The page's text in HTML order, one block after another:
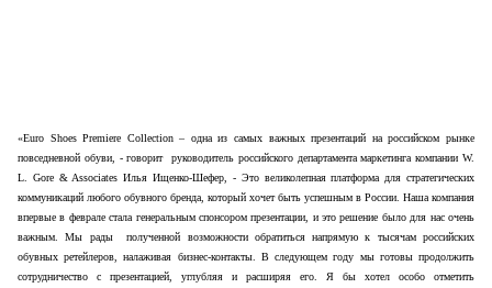
«Euro Shoes Premiere Collection – одна из самых важных презентаций на российском рынке
повседневной обуви, - говорит руководитель российского департамента маркетинга компании W.
L. Gore & Associates Илья Ищенко-Шефер, - Это великолепная платформа для стратегических
коммуникаций любого обувного бренда, который хочет быть успешным в России. Наша компания
впервые в феврале стала генеральным спонсором презентации, и это решение было для нас очень
важным. Мы рады полученной возможности обратиться напрямую к тысячам российских
обувных ретейлеров, налаживая бизнес-контакты. В следующем году мы готовы продолжить
сотрудничество с презентацией, углубляя и расширяя его. Я бы хотел особо отметить